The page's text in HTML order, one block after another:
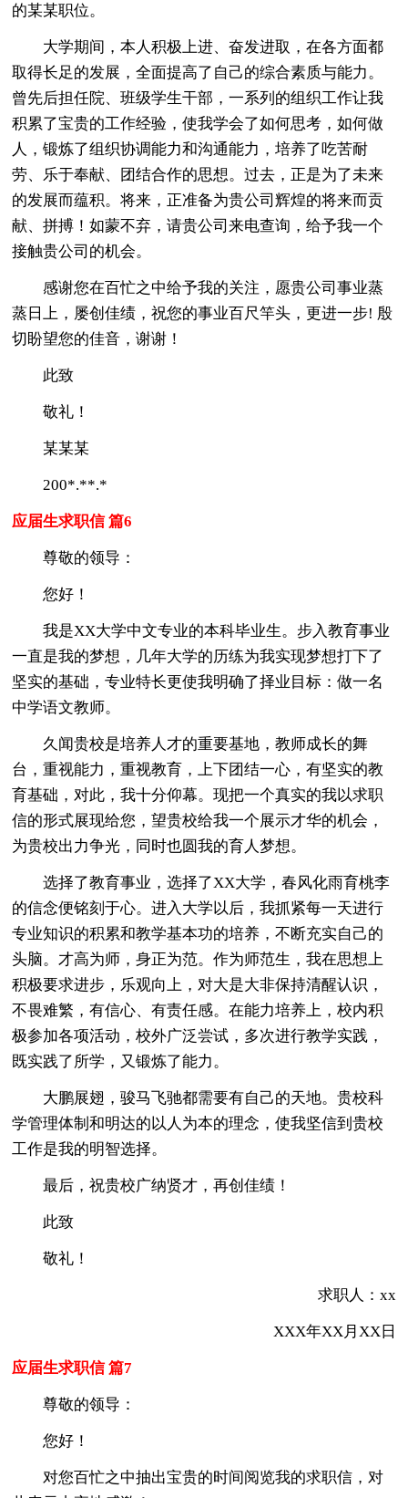
的某某职位。
大学期间，本人积极上进、奋发进取，在各方面都
取得长足的发展，全面提高了自己的综合素质与能力。
曾先后担任院、班级学生干部，一系列的组织工作让我
积累了宝贵的工作经验，使我学会了如何思考，如何做
人，锻炼了组织协调能力和沟通能力，培养了吃苦耐
劳、乐于奉献、团结合作的思想。过去，正是为了未来
的发展而蕴积。将来，正准备为贵公司辉煌的将来而贡
献、拼搏！如蒙不弃，请贵公司来电查询，给予我一个
接触贵公司的机会。
感谢您在百忙之中给予我的关注，愿贵公司事业蒸
蒸日上，屡创佳绩，祝您的事业百尺竿头，更进一步! 殷
切盼望您的佳音，谢谢！
此致
敬礼！
某某某
200*.**.*
应届生求职信 篇6
尊敬的领导：
您好！
我是XX大学中文专业的本科毕业生。步入教育事业
一直是我的梦想，几年大学的历练为我实现梦想打下了
坚实的基础，专业特长更使我明确了择业目标：做一名
中学语文教师。
久闻贵校是培养人才的重要基地，教师成长的舞
台，重视能力，重视教育，上下团结一心，有坚实的教
育基础，对此，我十分仰幕。现把一个真实的我以求职
信的形式展现给您，望贵校给我一个展示才华的机会，
为贵校出力争光，同时也圆我的育人梦想。
选择了教育事业，选择了XX大学，春风化雨育桃李
的信念便铭刻于心。进入大学以后，我抓紧每一天进行
专业知识的积累和教学基本功的培养，不断充实自己的
头脑。才高为师，身正为范。作为师范生，我在思想上
积极要求进步，乐观向上，对大是大非保持清醒认识，
不畏难繁，有信心、有责任感。在能力培养上，校内积
极参加各项活动，校外广泛尝试，多次进行教学实践，
既实践了所学，又锻炼了能力。
大鹏展翅，骏马飞驰都需要有自己的天地。贵校科
学管理体制和明达的以人为本的理念，使我坚信到贵校
工作是我的明智选择。
最后，祝贵校广纳贤才，再创佳绩！
此致
敬礼！
求职人：xx
XXX年XX月XX日
应届生求职信 篇7
尊敬的领导：
您好！
对您百忙之中抽出宝贵的时间阅览我的求职信，对